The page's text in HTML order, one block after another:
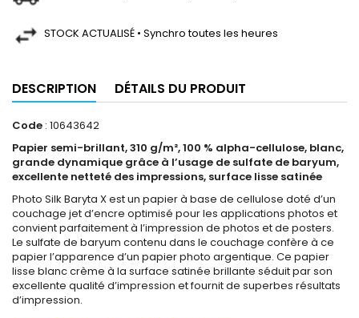
STOCK ACTUALISÉ • Synchro toutes les heures
DESCRIPTION DÉTAILS DU PRODUIT
Code : 10643642
Papier semi-brillant, 310 g/m², 100 % alpha-cellulose, blanc,
grande dynamique grâce à l’usage de sulfate de baryum,
excellente netteté des impressions, surface lisse satinée
Photo Silk Baryta X est un papier à base de cellulose doté d’un
couchage jet d’encre optimisé pour les applications photos et
convient parfaitement à l’impression de photos et de posters.
Le sulfate de baryum contenu dans le couchage confère à ce
papier l’apparence d’un papier photo argentique. Ce papier
lisse blanc crème à la surface satinée brillante séduit par son
excellente qualité d’impression et fournit de superbes résultats
d’impression.